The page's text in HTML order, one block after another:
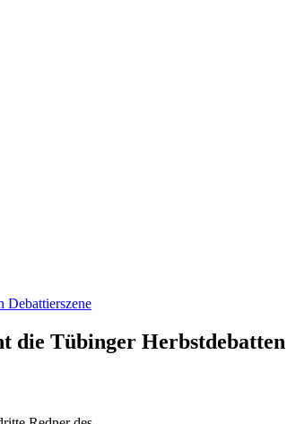
Debattierszene
die Tübinger Herbstdebatten